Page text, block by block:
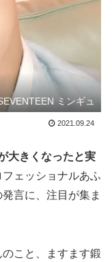
ミンギュ
2021.09.24
大きくなったと実
ェッショナルあふ
言に、注目が集ま
こと、ますます鍛